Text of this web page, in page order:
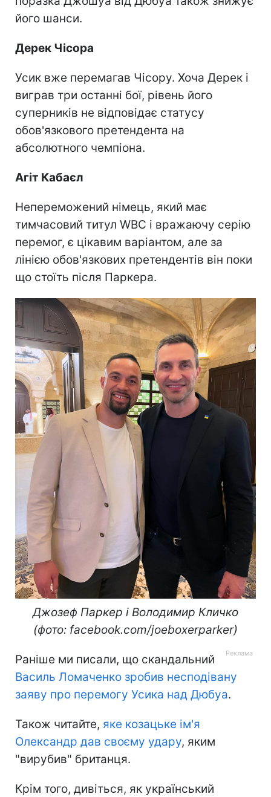
його шанси.
Дерек Чісора
Усик вже перемагав Чісору. Хоча Дерек і
виграв три останні бої, рівень його
суперників не відповідає статусу
обов'язкового претендента на
абсолютного чемпіона.
Агіт Кабаєл
Непереможений німець, який має
тимчасовий титул WBC і вражаючу серію
перемог, є цікавим варіантом, але за
лінією обов'язкових претендентів він поки
що стоїть після Паркера.
Джозеф Паркер і Володимир Кличко
(фото: facebook.com/joeboxerparker)
Раніше ми писали, що скандальний
Василь Ломаченко зробив несподівану
заяву про перемогу Усика над Дюбуа.
Також читайте, яке козацьке ім'я
Олександр дав своєму удару, яким
"вирубив" британця.
Крім того, дивіться, як український